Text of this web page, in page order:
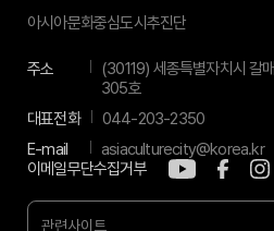
아시아문화중심도시추진단
주소
(30119) 세종특별자치시 갈
305호
대표전화
044-203-2350
E-mail
asiaculturecity@korea.kr
이메일무단수집거부
관련사이트